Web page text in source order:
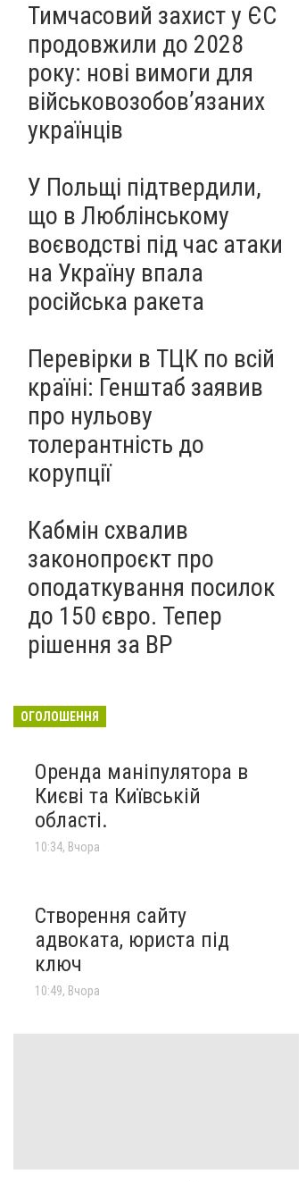
Тимчасовий захист у ЄС
продовжили до 2028
року: нові вимоги для
військовозобов’язаних
українців
У Польщі підтвердили,
що в Люблінському
воєводстві під час атаки
на Україну впала
російська ракета
Перевірки в ТЦК по всій
країні: Генштаб заявив
про нульову
толерантність до
корупції
Кабмін схвалив
законопроєкт про
оподаткування посилок
до 150 євро. Тепер
рішення за ВР
ОГОЛОШЕННЯ
Оренда маніпулятора в
Києві та Київській
області.
10:34, Вчора
Створення сайту
адвоката, юриста під
ключ
10:49, Вчора